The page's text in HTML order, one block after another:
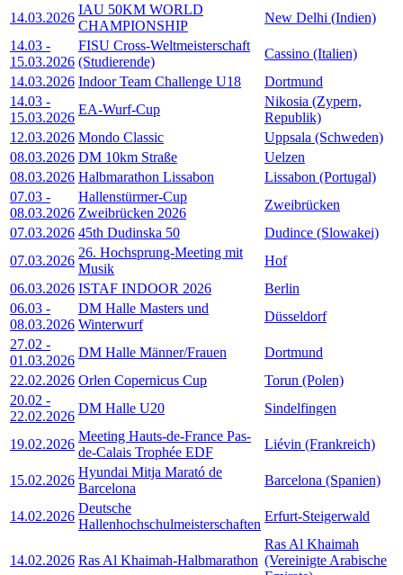
14.03.2026
IAU 50KM WORLD
CHAMPIONSHIP
New Delhi (Indien)
14.03 -
15.03.2026
FISU Cross-Weltmeisterschaft
(Studierende)
Cassino (Italien)
14.03.2026 Indoor Team Challenge U18
Dortmund
14.03 -
15.03.2026
EA-Wurf-Cup
Nikosia (Zypern,
Republik)
12.03.2026 Mondo Classic
Uppsala (Schweden)
08.03.2026 DM 10km Straße
Uelzen
08.03.2026 Halbmarathon Lissabon
Lissabon (Portugal)
07.03 -
08.03.2026
Hallenstürmer-Cup
Zweibrücken 2026
Zweibrücken
07.03.2026 45th Dudinska 50
Dudince (Slowakei)
07.03.2026
26. Hochsprung-Meeting mit
Musik
Hof
06.03.2026 ISTAF INDOOR 2026
Berlin
06.03 -
08.03.2026
DM Halle Masters und
Winterwurf
Düsseldorf
27.02 -
01.03.2026
DM Halle Männer/Frauen
Dortmund
22.02.2026 Orlen Copernicus Cup
Torun (Polen)
20.02 -
22.02.2026
DM Halle U20 Sindelfingen
19.02.2026
Meeting Hauts-de-France Pas-
de-Calais Trophée EDF
Liévin (Frankreich)
15.02.2026
Hyundai Mitja Marató de
Barcelona
Barcelona (Spanien)
14.02.2026
Deutsche
Hallenhochschulmeisterschaften
Erfurt-Steigerwald
14.02.2026 Ras Al Khaimah-Halbmarathon
Ras Al Khaimah
(Vereinigte Arabische